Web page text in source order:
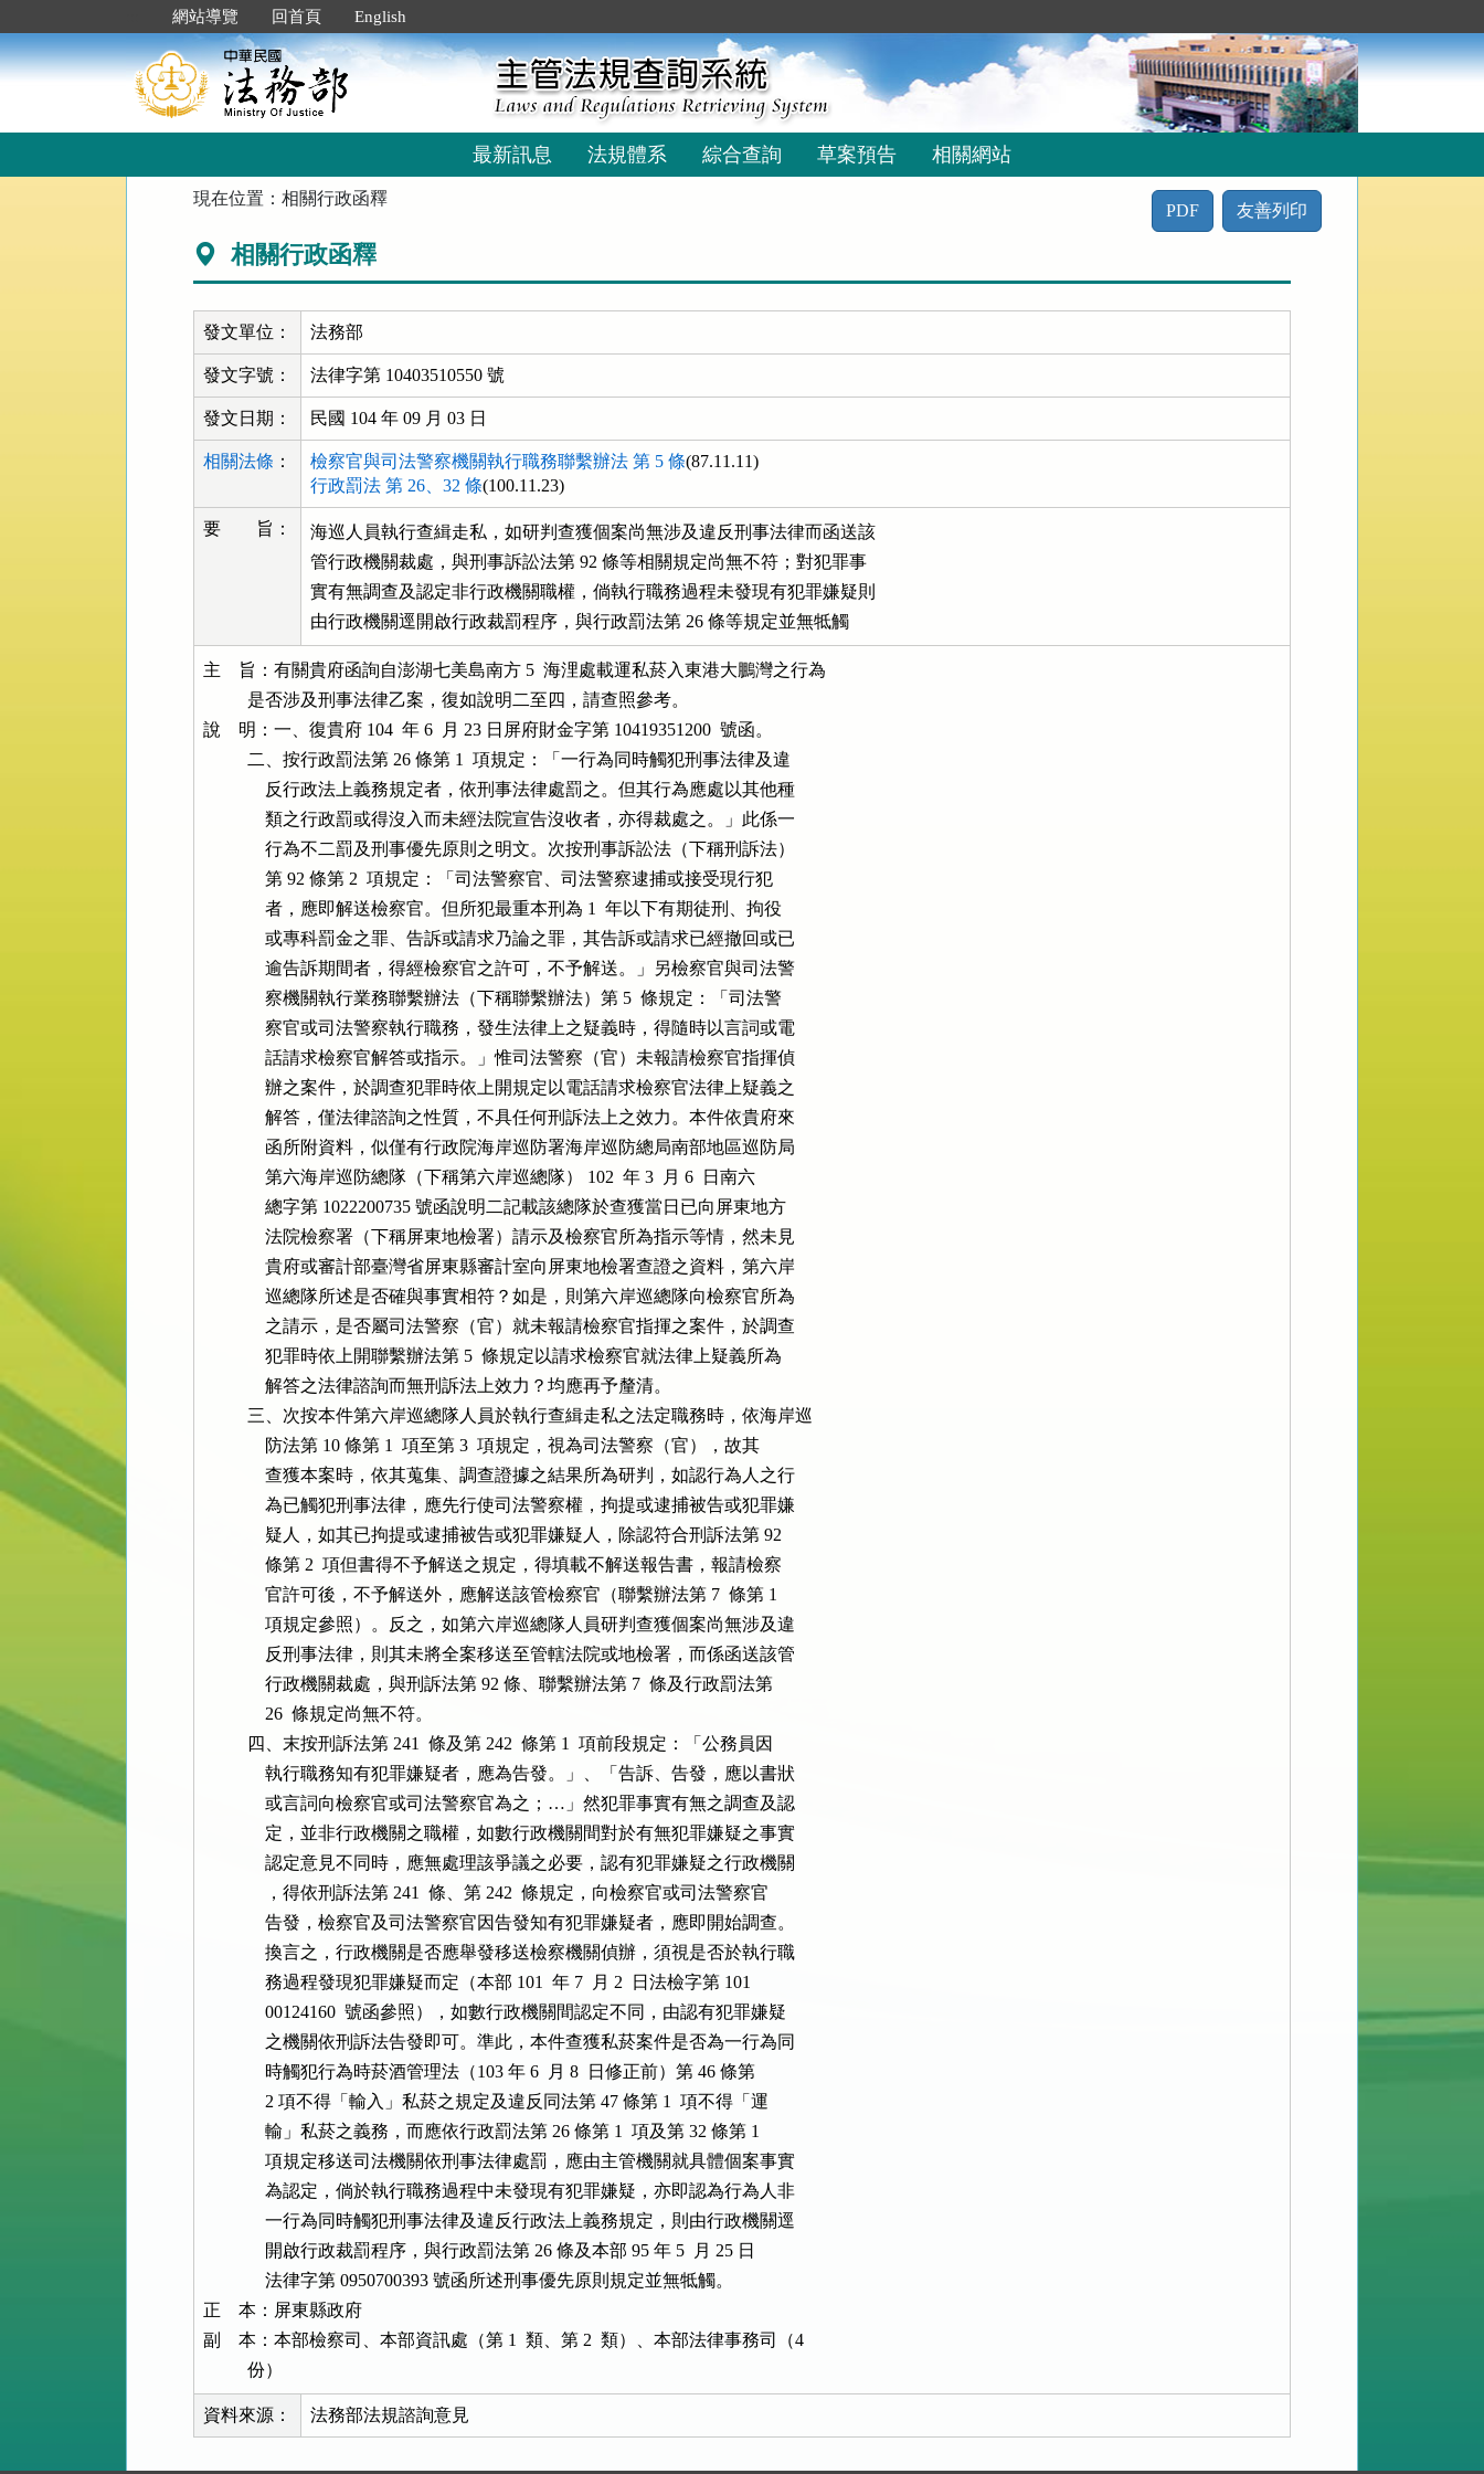
到
主
要
網站導覽 回首頁 English
最新訊息 法規體系 綜合查詢 草案預告 相關網站
現在位置：相關行政函釋
PDF 友善列印
相關行政函釋
發文單位： 法務部
發文字號： 法律字第 10403510550 號
發文日期： 民國 104 年 09 月 03 日
相關法條 ： 檢察官與司法警察機關執行職務聯繫辦法 第 5 條(87.11.11)
行政罰法 第 26、32 條(100.11.23)
要 旨：
海巡人員執行查緝走私，如研判查獲個案尚無涉及違反刑事法律而函送該
管行政機關裁處，與刑事訴訟法第 92 條等相關規定尚無不符；對犯罪事
實有無調查及認定非行政機關職權，倘執行職務過程未發現有犯罪嫌疑則
由行政機關逕開啟行政裁罰程序，與行政罰法第 26 條等規定並無牴觸
主    旨：有關貴府函詢自澎湖七美島南方 5  海浬處載運私菸入東港大鵬灣之行為
          是否涉及刑事法律乙案，復如說明二至四，請查照參考。
說    明：一、復貴府 104  年 6  月 23 日屏府財金字第 10419351200  號函。
          二、按行政罰法第 26 條第 1  項規定：「一行為同時觸犯刑事法律及違
              反行政法上義務規定者，依刑事法律處罰之。但其行為應處以其他種
              類之行政罰或得沒入而未經法院宣告沒收者，亦得裁處之。」此係一
              行為不二罰及刑事優先原則之明文。次按刑事訴訟法（下稱刑訴法）
              第 92 條第 2  項規定：「司法警察官、司法警察逮捕或接受現行犯
              者，應即解送檢察官。但所犯最重本刑為 1  年以下有期徒刑、拘役
              或專科罰金之罪、告訴或請求乃論之罪，其告訴或請求已經撤回或已
              逾告訴期間者，得經檢察官之許可，不予解送。」另檢察官與司法警
              察機關執行業務聯繫辦法（下稱聯繫辦法）第 5  條規定：「司法警
              察官或司法警察執行職務，發生法律上之疑義時，得隨時以言詞或電
              話請求檢察官解答或指示。」惟司法警察（官）未報請檢察官指揮偵
              辦之案件，於調查犯罪時依上開規定以電話請求檢察官法律上疑義之
              解答，僅法律諮詢之性質，不具任何刑訴法上之效力。本件依貴府來
              函所附資料，似僅有行政院海岸巡防署海岸巡防總局南部地區巡防局
              第六海岸巡防總隊（下稱第六岸巡總隊） 102  年 3  月 6  日南六
              總字第 1022200735 號函說明二記載該總隊於查獲當日已向屏東地方
              法院檢察署（下稱屏東地檢署）請示及檢察官所為指示等情，然未見
              貴府或審計部臺灣省屏東縣審計室向屏東地檢署查證之資料，第六岸
              巡總隊所述是否確與事實相符？如是，則第六岸巡總隊向檢察官所為
              之請示，是否屬司法警察（官）就未報請檢察官指揮之案件，於調查
              犯罪時依上開聯繫辦法第 5  條規定以請求檢察官就法律上疑義所為
              解答之法律諮詢而無刑訴法上效力？均應再予釐清。
          三、次按本件第六岸巡總隊人員於執行查緝走私之法定職務時，依海岸巡
              防法第 10 條第 1  項至第 3  項規定，視為司法警察（官），故其
              查獲本案時，依其蒐集、調查證據之結果所為研判，如認行為人之行
              為已觸犯刑事法律，應先行使司法警察權，拘提或逮捕被告或犯罪嫌
              疑人，如其已拘提或逮捕被告或犯罪嫌疑人，除認符合刑訴法第 92
              條第 2  項但書得不予解送之規定，得填載不解送報告書，報請檢察
              官許可後，不予解送外，應解送該管檢察官（聯繫辦法第 7  條第 1
              項規定參照）。反之，如第六岸巡總隊人員研判查獲個案尚無涉及違
              反刑事法律，則其未將全案移送至管轄法院或地檢署，而係函送該管
              行政機關裁處，與刑訴法第 92 條、聯繫辦法第 7  條及行政罰法第
              26  條規定尚無不符。
          四、末按刑訴法第 241  條及第 242  條第 1  項前段規定：「公務員因
              執行職務知有犯罪嫌疑者，應為告發。」、「告訴、告發，應以書狀
              或言詞向檢察官或司法警察官為之；…」然犯罪事實有無之調查及認
              定，並非行政機關之職權，如數行政機關間對於有無犯罪嫌疑之事實
              認定意見不同時，應無處理該爭議之必要，認有犯罪嫌疑之行政機關
              ，得依刑訴法第 241  條、第 242  條規定，向檢察官或司法警察官
              告發，檢察官及司法警察官因告發知有犯罪嫌疑者，應即開始調查。
              換言之，行政機關是否應舉發移送檢察機關偵辦，須視是否於執行職
              務過程發現犯罪嫌疑而定（本部 101  年 7  月 2  日法檢字第 101
              00124160  號函參照），如數行政機關間認定不同，由認有犯罪嫌疑
              之機關依刑訴法告發即可。準此，本件查獲私菸案件是否為一行為同
              時觸犯行為時菸酒管理法（103 年 6  月 8  日修正前）第 46 條第
              2 項不得「輸入」私菸之規定及違反同法第 47 條第 1  項不得「運
              輸」私菸之義務，而應依行政罰法第 26 條第 1  項及第 32 條第 1
              項規定移送司法機關依刑事法律處罰，應由主管機關就具體個案事實
              為認定，倘於執行職務過程中未發現有犯罪嫌疑，亦即認為行為人非
              一行為同時觸犯刑事法律及違反行政法上義務規定，則由行政機關逕
              開啟行政裁罰程序，與行政罰法第 26 條及本部 95 年 5  月 25 日
              法律字第 0950700393 號函所述刑事優先原則規定並無牴觸。
正    本：屏東縣政府
副    本：本部檢察司、本部資訊處（第 1  類、第 2  類）、本部法律事務司（4
          份）
資料來源： 法務部法規諮詢意見